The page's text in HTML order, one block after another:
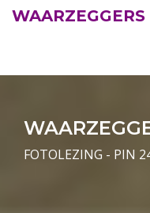
WAARZEGGERS
FOTOLEZING - PIN